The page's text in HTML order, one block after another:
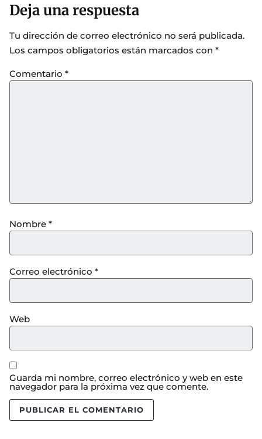
Deja una respuesta
Tu dirección de correo electrónico no será publicada.
Los campos obligatorios están marcados con *
Comentario *
Nombre *
Correo electrónico *
Web
Guarda mi nombre, correo electrónico y web en este
navegador para la próxima vez que comente.